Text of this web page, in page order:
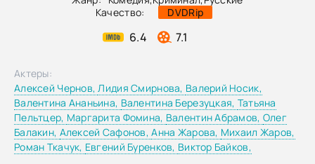
Качество:
DVDRip
6.4 7.1
Актеры:
Алексей Чернов,Лидия Смирнова, Валерий Носик,
Валентина Ананьина, Валентина Березуцкая, Татьяна
Пельтцер, Маргарита Фомина, Валентин Абрамов, Олег
Балакин, Алексей Сафонов,Анна Жарова, Михаил Жаров,
Роман Ткачук, Евгений Буренков, Виктор Байков,